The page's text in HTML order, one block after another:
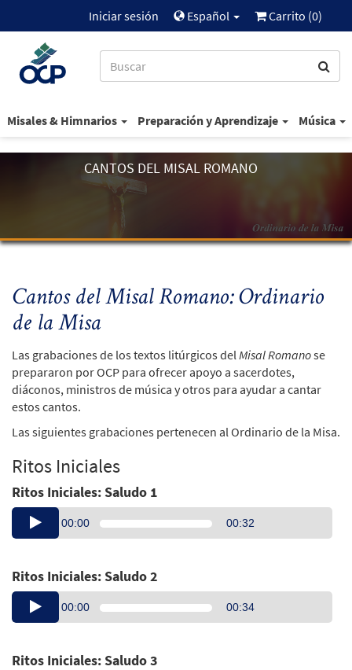
Iniciar sesión Español Carrito (0)
Misales & Himnarios Preparación y Aprendizaje Música
CANTOS DEL MISAL ROMANO
Cantos del Misal Romano: Ordinario
de la Misa
Las grabaciones de los textos litúrgicos delMisal Romanose
prepararon por OCP para ofrecer apoyo a sacerdotes,
diáconos, ministros de música y otros para ayudar a cantar
estos cantos.
Las siguientes grabaciones pertenecen al Ordinario de la Misa.
Ritos Iniciales
Ritos Iniciales: Saludo 1
Audio
Player
00:00 00:32
Ritos Iniciales: Saludo 2
Audio
Player
00:00 00:34
Ritos Iniciales: Saludo 3